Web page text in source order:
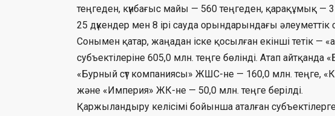
теңгеден, күнбағыс майы — 560 теңгеден, қарақұмық —
25 дүкендер мен 8 ірі сауда орындарындағы
Сонымен қатар, жаңадан іске қосылған екінші тетік —
субъектілеріне 605,0 млн. теңге бөлінді. Атап
«Бурный сүт компаниясы» ЖШС-не — 160,0 млн. теңге,
және «Империя» ЖК-не — 50,0 млн. теңге берілді.
Қаржыландыру келісімі бойынша аталған